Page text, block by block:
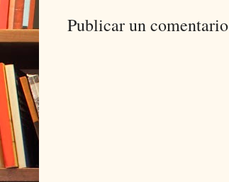
Publicar un comentario